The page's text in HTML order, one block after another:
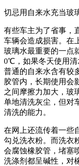
切忌用自来水充当玻
有些车主为了省事，
车辆会造成损害。在
玻璃水最重要的一点
0℃，如果冬天使用清
普通的自来水含有较
胶管内，长期使用会
之间摩擦力加大，玻
单地清洗灰尘，但对
清洗的能力。
在网上还流传着一些
勾兑洗衣粉。而洗衣
会腐蚀橡胶管，堵塞
洗涤剂都呈碱性，对